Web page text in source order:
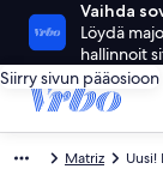
Vaihda
Löydä
hallinnoit
Siirry sivun pääosioon
Matriz Uusi!